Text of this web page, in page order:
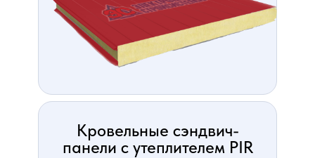
Кровельные сэндвич-
панели с утеплителем PIR